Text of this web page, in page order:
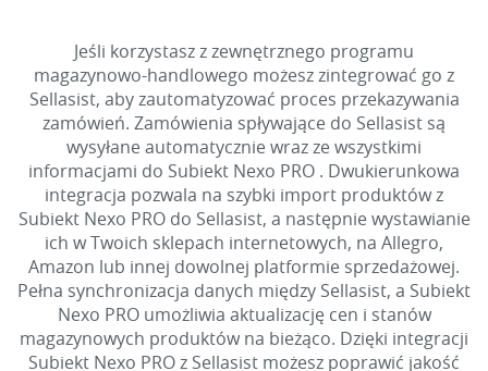
Jeśli korzystasz z zewnętrznego programu
magazynowo-handlowego możesz zintegrować go z
Sellasist, aby zautomatyzować proces przekazywania
zamówień. Zamówienia spływające do Sellasist są
wysyłane automatycznie wraz ze wszystkimi
informacjami do Subiekt Nexo PRO . Dwukierunkowa
integracja pozwala na szybki import produktów z
Subiekt Nexo PRO do Sellasist, a następnie wystawianie
ich w Twoich sklepach internetowych, na Allegro,
Amazon lub innej dowolnej platformie sprzedażowej.
Pełna synchronizacja danych między Sellasist, a Subiekt
Nexo PRO umożliwia aktualizację cen i stanów
magazynowych produktów na bieżąco. Dzięki integracji
Subiekt Nexo PRO z Sellasist możesz poprawić jakość